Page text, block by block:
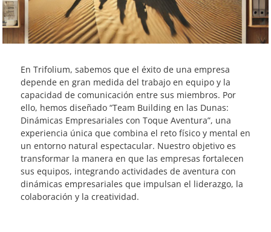
En Trifolium, sabemos que el éxito de una empresa
depende en gran medida del trabajo en equipo y la
capacidad de comunicación entre sus miembros. Por
ello, hemos diseñado “Team Building en las Dunas:
Dinámicas Empresariales con Toque Aventura”, una
experiencia única que combina el reto físico y mental en
un entorno natural espectacular. Nuestro objetivo es
transformar la manera en que las empresas fortalecen
sus equipos, integrando actividades de aventura con
dinámicas empresariales que impulsan el liderazgo, la
colaboración y la creatividad.